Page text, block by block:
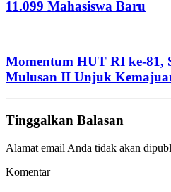
11.099 Mahasiswa Baru
Momentum HUT RI ke-81,
Mulusan II Unjuk
Tinggalkan Balasan
Alamat email Anda tidak akan
Komentar